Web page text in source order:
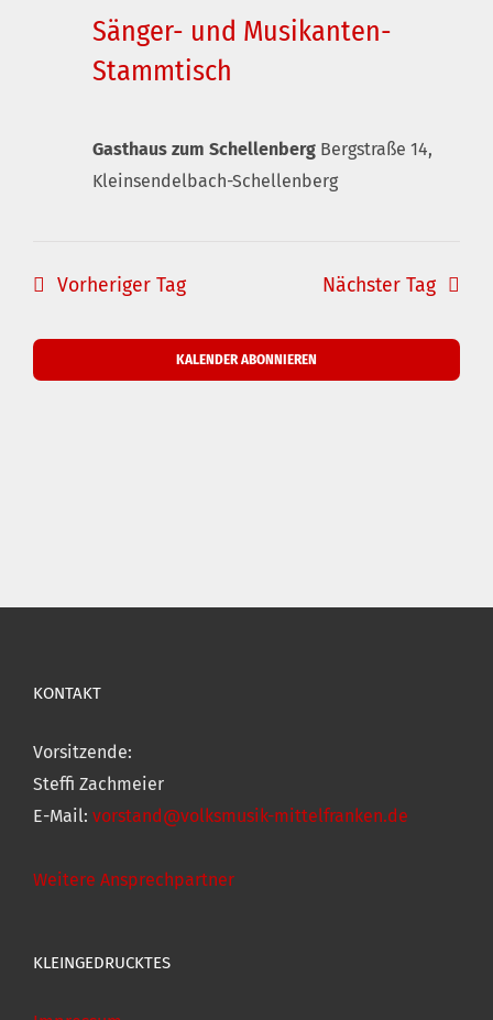
Sänger- und Musikanten-
Stammtisch
Gasthaus zum Schellenberg Bergstraße 14,
Kleinsendelbach-Schellenberg
Vorheriger Tag Nächster Tag
KALENDER ABONNIEREN
KONTAKT
Vorsitzende:
Steffi Zachmeier
E-Mail: vorstand@volksmusik-mittelfranken.de
Weitere Ansprechpartner
KLEINGEDRUCKTES